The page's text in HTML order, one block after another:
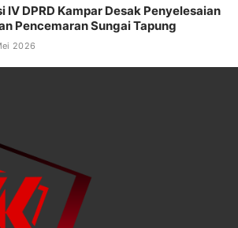
IV DPRD Kampar Desak Penyelesaian
Pencemaran Sungai Tapung
2026